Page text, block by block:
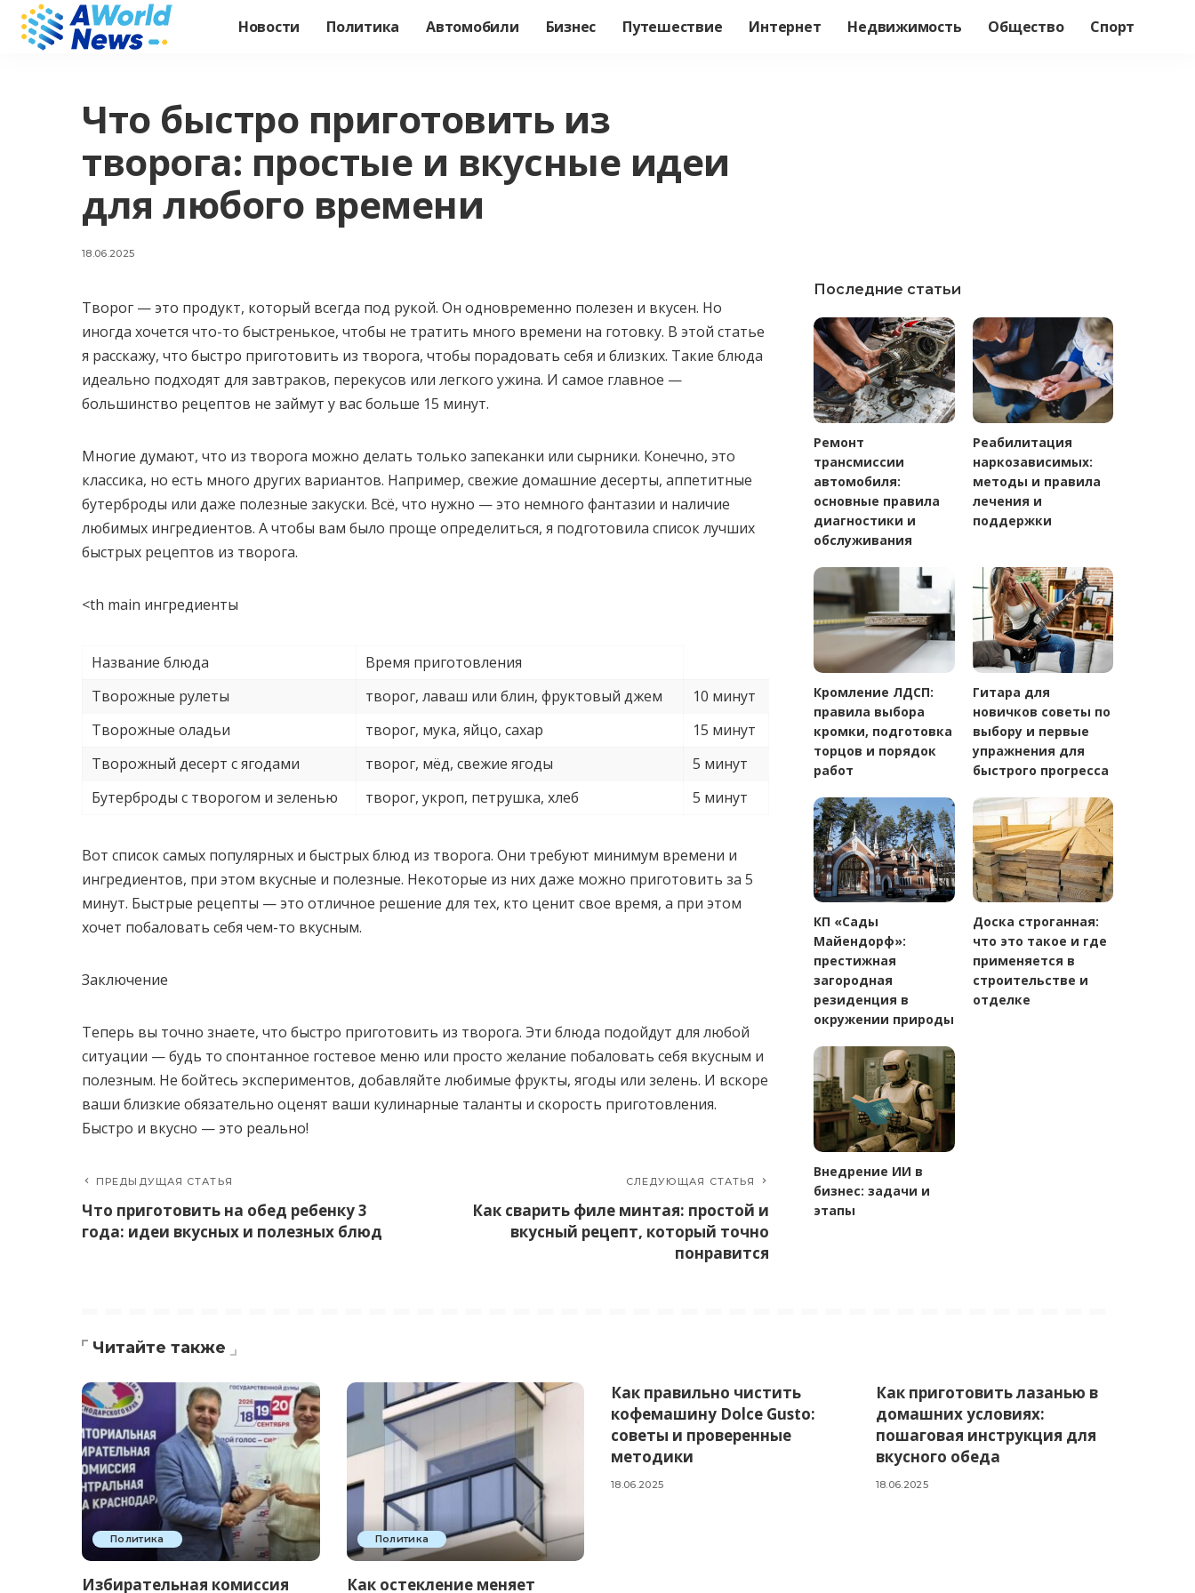
Новости Политика Автомобили Бизнес Путешествие Интернет Недвижимость Общество Спорт
Что быстро приготовить из
творога: простые и вкусные идеи
для любого времени
18.06.2025
Творог — это продукт, который всегда под рукой. Он одновременно полезен и вкусен. Но
иногда хочется что-то быстренькое, чтобы не тратить много времени на готовку. В этой статье
я расскажу, что быстро приготовить из творога, чтобы порадовать себя и близких. Такие блюда
идеально подходят для завтраков, перекусов или легкого ужина. И самое главное —
большинство рецептов не займут у вас больше 15 минут.
Многие думают, что из творога можно делать только запеканки или сырники. Конечно, это
классика, но есть много других вариантов. Например, свежие домашние десерты, аппетитные
бутерброды или даже полезные закуски. Всё, что нужно — это немного фантазии и наличие
любимых ингредиентов. А чтобы вам было проще определиться, я подготовила список лучших
быстрых рецептов из творога.
<th main ингредиенты
Название блюда
Время приготовления
Творожные рулеты
творог, лаваш или блин, фруктовый джем
10 минут
Творожные оладьи
творог, мука, яйцо, сахар
15 минут
Творожный десерт с ягодами
творог, мёд, свежие ягоды
5 минут
Бутерброды с творогом и зеленью
творог, укроп, петрушка, хлеб 5 минут
Вот список самых популярных и быстрых блюд из творога. Они требуют минимум времени и
ингредиентов, при этом вкусные и полезные. Некоторые из них даже можно приготовить за 5
минут. Быстрые рецепты — это отличное решение для тех, кто ценит свое время, а при этом
хочет побаловать себя чем-то вкусным.
Заключение
Теперь вы точно знаете, что быстро приготовить из творога. Эти блюда подойдут для любой
ситуации — будь то спонтанное гостевое меню или просто желание побаловать себя вкусным и
полезным. Не бойтесь экспериментов, добавляйте любимые фрукты, ягоды или зелень. И вскоре
ваши близкие обязательно оценят ваши кулинарные таланты и скорость приготовления.
Быстро и вкусно — это реально!
ПРЕДЫДУЩАЯ СТАТЬЯ
Что приготовить на обед ребенку 3
года: идеи вкусных и полезных блюд
СЛЕДУЮЩАЯ СТАТЬЯ
Как сварить филе минтая: простой и
вкусный рецепт, который точно
понравится
Последние статьи
Ремонт
трансмиссии
автомобиля:
основные правила
диагностики и
обслуживания
Реабилитация
наркозависимых:
методы и правила
лечения и
поддержки
Кромление ЛДСП:
правила выбора
кромки, подготовка
торцов и порядок
работ
Гитара для
новичков советы по
выбору и первые
упражнения для
быстрого прогресса
КП «Сады
Майендорф»:
престижная
загородная
резиденция в
окружении природы
Доска строганная:
что это такое и где
применяется в
строительстве и
отделке
Внедрение ИИ в
бизнес: задачи и
этапы
Читайте также
Политика
Избирательная комиссия
Политика
Как остекление меняет
Как правильно чистить
кофемашину Dolce Gusto:
советы и проверенные
методики
18.06.2025
Как приготовить лазанью в
домашних условиях:
пошаговая инструкция для
вкусного обеда
18.06.2025